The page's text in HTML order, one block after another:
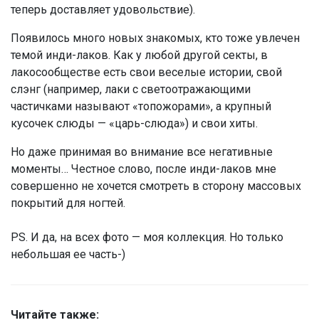
теперь доставляет удовольствие).
Появилось много новых знакомых, кто тоже увлечен
темой инди-лаков. Как у любой другой секты, в
лакосообществе есть свои веселые истории, свой
слэнг (например, лаки с светоотражающими
частичками называют «топожорами», а крупный
кусочек слюды — «царь-слюда») и свои хиты.
Но даже принимая во внимание все негативные
моменты… Честное слово, после инди-лаков мне
совершенно не хочется смотреть в сторону массовых
покрытий для ногтей.
PS. И да, на всех фото — моя коллекция. Но только
небольшая ее часть-)
Читайте также: